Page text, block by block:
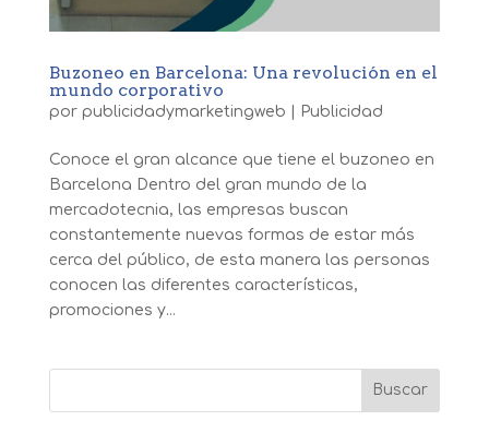
Buzoneo en Barcelona: Una revolución en el
mundo corporativo
por publicidadymarketingweb Publicidad
Conoce el gran alcance que tiene el buzoneo en
Barcelona Dentro del gran mundo de la
mercadotecnia, las empresas buscan
constantemente nuevas formas de estar más
cerca del público, de esta manera las personas
conocen las diferentes características,
promociones y...